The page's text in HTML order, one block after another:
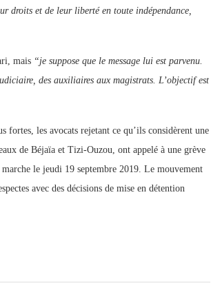
droits et de leur liberté en toute indépendance,
mais “je suppose que le message lui est parvenu.
des auxiliaires aux magistrats. L’objectif est
fortes, les avocats rejetant ce qu’ils considèrent une
de Béjaïa et Tizi-Ouzou, ont appelé à une grève
le jeudi 19 septembre 2019. Le mouvement
avec des décisions de mise en détention